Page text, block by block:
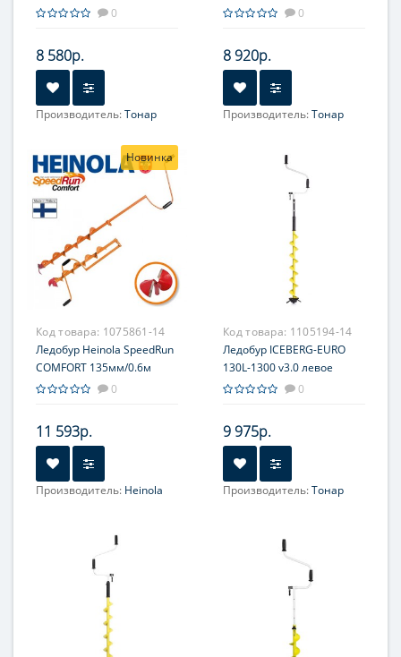
цельнотянутый шнек (LB-
0
8 580р.
Производитель:Тонар
цельнотянутый шнек (LB-
0
8 920р.
Производитель:Тонар
Новинка
Код товара: 1075861-14
Ледобур Heinola SpeedRun
COMFORT 135мм/0.6м
0
11 593р.
Производитель: Heinola
Код товара: 1105194-14
Ледобур ICEBERG-EURO
130L-1300 v3.0 левое
вращение (LA-130LE)
0
9 975р.
Производитель:Тонар